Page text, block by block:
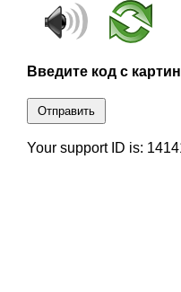
Введите код с
Отправить
Your support ID is: